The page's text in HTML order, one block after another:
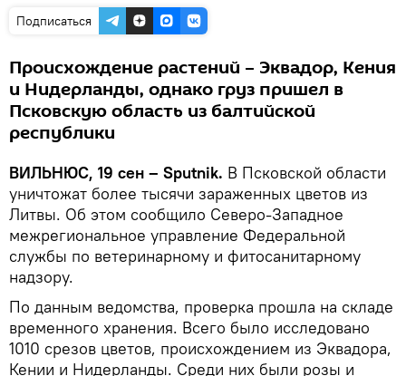
Подписаться
Происхождение растений – Эквадор, Кения
и Нидерланды, однако груз пришел в
Псковскую область из балтийской
республики
ВИЛЬНЮС, 19 сен – Sputnik. В Псковской области
уничтожат более тысячи зараженных цветов из
Литвы. Об этом сообщило Северо-Западное
межрегиональное управление Федеральной
службы по ветеринарному и фитосанитарному
надзору.
По данным ведомства, проверка прошла на складе
временного хранения. Всего было исследовано
1010 срезов цветов, происхождением из Эквадора,
Кении и Нидерланды. Среди них были розы и